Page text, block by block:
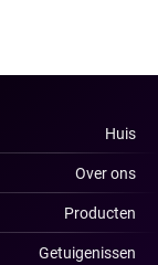
Huis
Over ons
Producten
Getuigenissen